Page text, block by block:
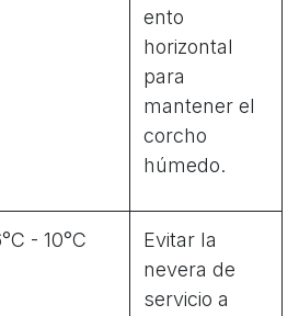
ento
horizontal
para
mantener el
corcho
húmedo.
- 10°C
Evitar la
nevera de
servicio a